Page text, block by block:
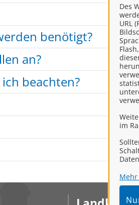
Des
URL
im
benötigt?
an?
beachten?